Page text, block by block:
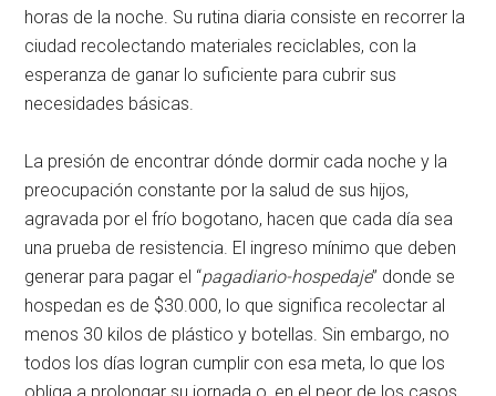
horas de la noche. Su rutina diaria consiste en recorrer la
ciudad recolectando materiales reciclables, con la
esperanza de ganar lo suficiente para cubrir sus
necesidades básicas.
La presión de encontrar dónde dormir cada noche y la
preocupación constante por la salud de sus hijos,
agravada por el frío bogotano, hacen que cada día sea
una prueba de resistencia. El ingreso mínimo que deben
generar para pagar el “pagadiario-hospedaje” donde se
hospedan es de $30.000, lo que significa recolectar al
menos 30 kilos de plástico y botellas. Sin embargo, no
todos los días logran cumplir con esa meta, lo que los
obliga a prolongar su jornada o, en el peor de los casos,